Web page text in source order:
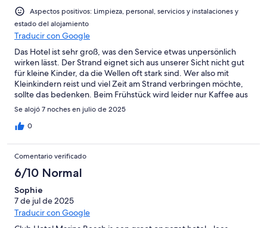
Aspectos positivos: Limpieza, personal, servicios y instalaciones y
estado del alojamiento
Traducir con Google
Das Hotel ist sehr groß, was den Service etwas unpersönlich
wirken lässt. Der Strand eignet sich aus unserer Sicht nicht gut
für kleine Kinder, da die Wellen oft stark sind. Wer also mit
Kleinkindern reist und viel Zeit am Strand verbringen möchte,
sollte das bedenken. Beim Frühstück wird leider nur Kaffee aus
dem Automaten angeboten, dessen Qualität enttäuschend ist –
für guten Kaffee muss man extra bezahlen. Außerdem ist die
Zeitspanne für die Mahlzeiten recht knapp bemessen: Es
Se alojó 7 noches en julio de 2025
0
Comentario verificado
6/10 Normal
Sophie
7 de jul de 2025
Traducir con Google